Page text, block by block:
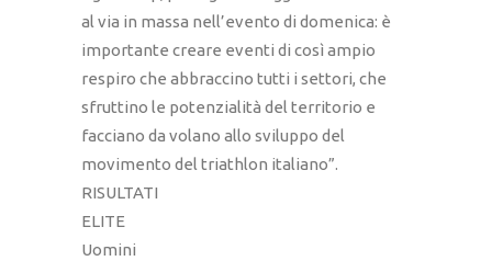
al via in massa nell’evento di domenica: è
importante creare eventi di così ampio
respiro che abbraccino tutti i settori, che
sfruttino le potenzialità del territorio e
facciano da volano allo sviluppo del
movimento del triathlon italiano”.
RISULTATI
ELITE
Uomini